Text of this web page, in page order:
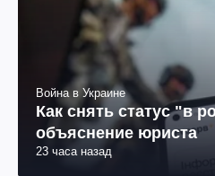
Война в Украине
Как снять статус "в
объяснение юриста
23 часа назад